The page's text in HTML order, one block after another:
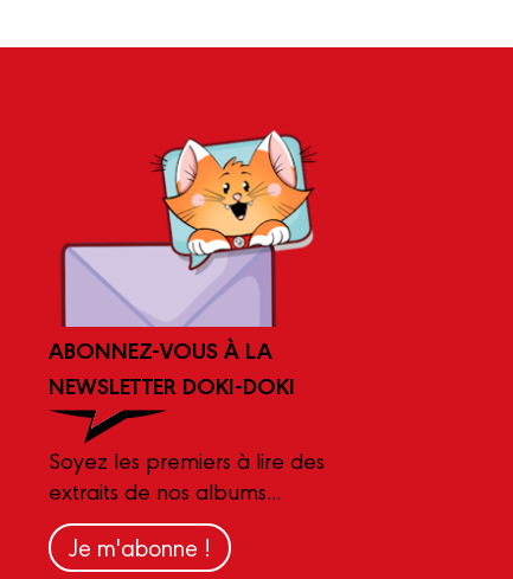
ABONNEZ-VOUS À LA
NEWSLETTER DOKI-DOKI
Soyez les premiers à lire des
extraits de nos albums...
Je m'abonne !